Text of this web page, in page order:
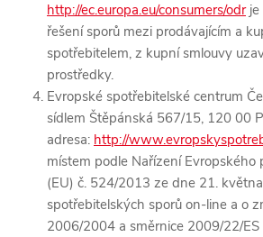
http://ec.europa.eu/consumers/odrje
řešení sporů mezi prodávajícím a
spotřebitelem, z kupní smlouvy
prostředky.
Evropské spotřebitelské centrum
sídlem Štěpánská 567/15, 120 00
adresa: http://
místem podle Nařízení Evropského
(EU) č. 524/2013 ze dne 21.
spotřebitelských sporů on-line a o
2006/2004 a směrnice 2009/22/ES